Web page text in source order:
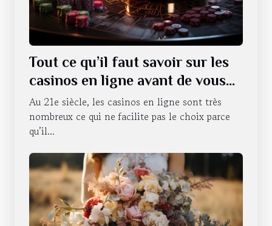
Tout ce qu’il faut savoir sur les
casinos en ligne avant de vous
lancer
Au 21e siècle, les casinos en ligne sont très
nombreux ce qui ne facilite pas le choix parce
qu’il...